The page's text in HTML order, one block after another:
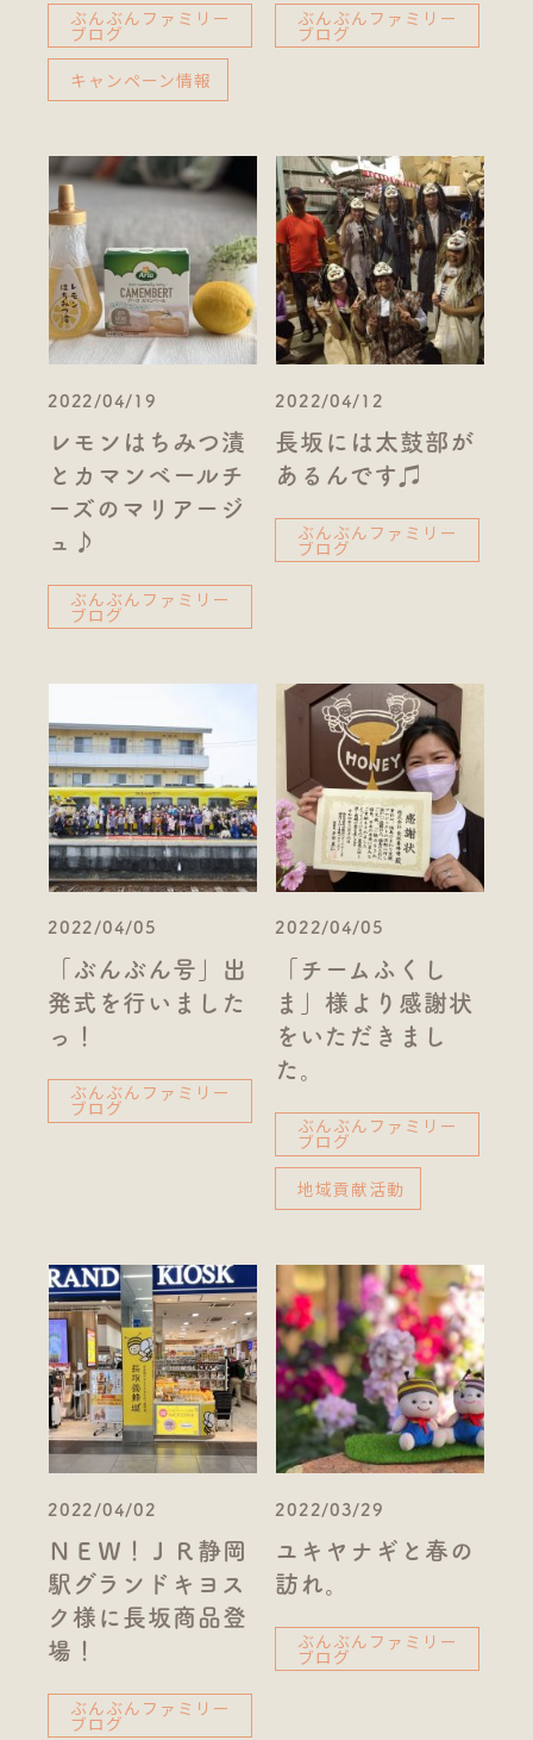
ぶんぶんファミリー
ブログ
キャンペーン情報
ぶんぶんファミリー
ブログ
2022/04/19
レモンはちみつ漬
とカマンベールチ
ーズのマリアージ
ュ♪
ぶんぶんファミリー
ブログ
2022/04/12
長坂には太鼓部が
あるんです♫
ぶんぶんファミリー
ブログ
2022/04/05
「ぶんぶん号」出
発式を行いました
っ！
ぶんぶんファミリー
ブログ
2022/04/05
「チームふくし
ま」様より感謝状
をいただきまし
た。
ぶんぶんファミリー
ブログ
地域貢献活動
2022/04/02
ＮＥＷ！ＪＲ静岡
駅グランドキヨス
ク様に長坂商品登
場！
ぶんぶんファミリー
ブログ
2022/03/29
ユキヤナギと春の
訪れ。
ぶんぶんファミリー
ブログ